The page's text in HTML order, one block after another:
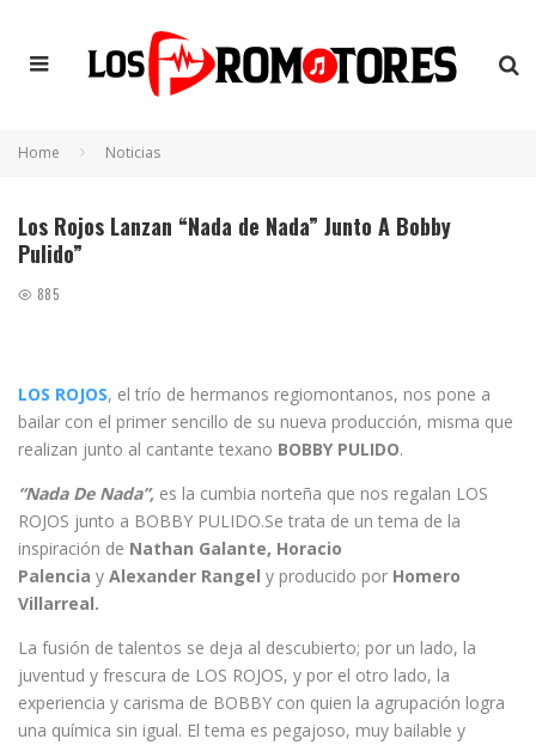
Home Noticias
Los Rojos Lanzan “Nada de Nada” Junto A Bobby
Pulido”
885
LOS ROJOS, el trío de hermanos regiomontanos, nos pone a
bailar con el primer sencillo de su nueva producción, misma que
realizan junto al cantante texano BOBBY PULIDO.
“Nada De Nada”, es la cumbia norteña que nos regalan LOS
ROJOS junto a BOBBY PULIDO.Se trata de un tema de la
inspiración de Nathan Galante, Horacio
Palencia y Alexander Rangel y producido por Homero
Villarreal.
La fusión de talentos se deja al descubierto; por un lado, la
juventud y frescura de LOS ROJOS, y por el otro lado, la
experiencia y carisma de BOBBY con quien la agrupación logra
una química sin igual. El tema es pegajoso, muy bailable y